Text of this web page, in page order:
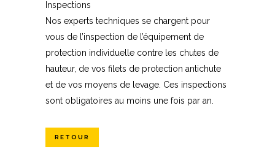
Inspections
Nos experts techniques se chargent pour
vous de l’inspection de l’équipement de
protection individuelle contre les chutes de
hauteur, de vos filets de protection antichute
et de vos moyens de levage. Ces inspections
sont obligatoires au moins une fois par an.
RETOUR